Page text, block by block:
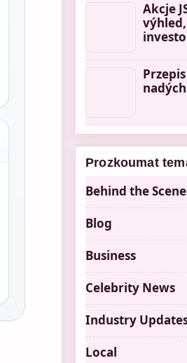
Akcje
Prozkoumat
Behind the
Blog
Business
Celebrity News
Industry
Local